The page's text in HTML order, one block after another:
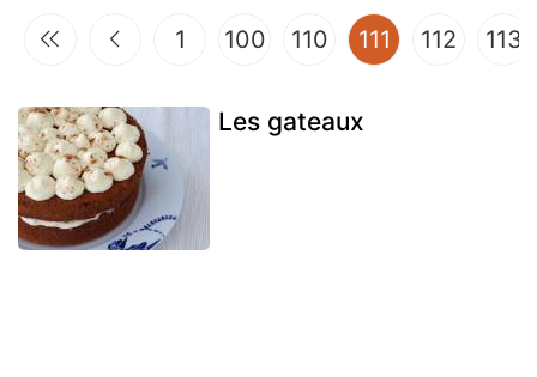
1 100 110 111 (current)
112 113
Les gateaux